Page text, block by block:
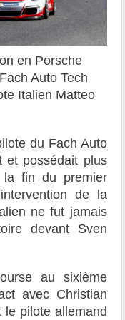
en Porsche
Auto Tech
Italien Matteo
du Fach Auto
et possédait plus
la fin du premier
de la
ne fut jamais
devant Sven
au sixième
avec Christian
le pilote allemand